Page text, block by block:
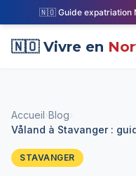
🇳🇴 Guide expatriation
🇳🇴 Vivre en
Accueil Blog
Våland à Stavanger :
STAVANGER